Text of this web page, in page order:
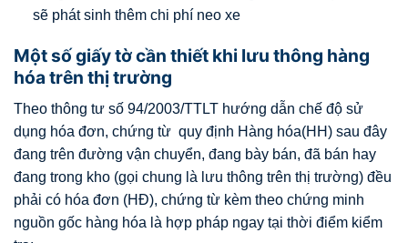
sẽ phát sinh thêm chi phí neo xe
Một số giấy tờ cần thiết khi lưu thông hàng
hóa trên thị trường
Theo thông tư số 94/2003/TTLT hướng dẫn chế độ sử
dụng hóa đơn, chứng từ quy định Hàng hóa(HH) sau đây
đang trên đường vận chuyển, đang bày bán, đã bán hay
đang trong kho (gọi chung là lưu thông trên thị trường) đều
phải có hóa đơn (HĐ), chứng từ kèm theo chứng minh
nguồn gốc hàng hóa là hợp pháp ngay tại thời điểm kiểm